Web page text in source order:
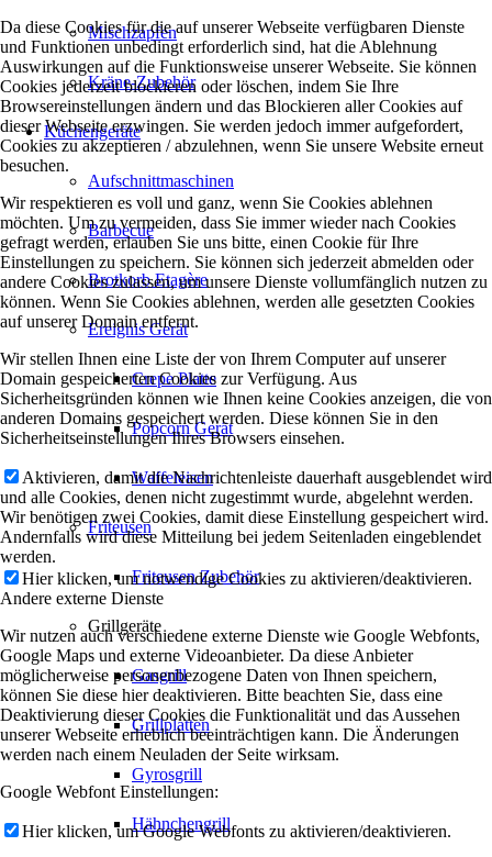
Mischzapfen
Kräne-Zubehör
Küchengeräte
Aufschnittmaschinen
Barbecue
Brotkorb Etagère
Ereignis Gerät
Crepe Platte
Popcorn Gerät
Waffeleisen
Friteusen
Friteusen Zubehör
Grillgeräte
Gasgrill
Grillplatten
Gyrosgrill
Hähnchengrill
Da diese Cookies für die auf unserer Webseite verfügbaren Dienste
und Funktionen unbedingt erforderlich sind, hat die Ablehnung
Auswirkungen auf die Funktionsweise unserer Webseite. Sie können
Cookies jederzeit blockieren oder löschen, indem Sie Ihre
Browsereinstellungen ändern und das Blockieren aller Cookies auf
dieser Webseite erzwingen. Sie werden jedoch immer aufgefordert,
Cookies zu akzeptieren / abzulehnen, wenn Sie unsere Website erneut
besuchen.
Wir respektieren es voll und ganz, wenn Sie Cookies ablehnen
möchten. Um zu vermeiden, dass Sie immer wieder nach Cookies
gefragt werden, erlauben Sie uns bitte, einen Cookie für Ihre
Einstellungen zu speichern. Sie können sich jederzeit abmelden oder
andere Cookies zulassen, um unsere Dienste vollumfänglich nutzen zu
können. Wenn Sie Cookies ablehnen, werden alle gesetzten Cookies
auf unserer Domain entfernt.
Wir stellen Ihnen eine Liste der von Ihrem Computer auf unserer
Domain gespeicherten Cookies zur Verfügung. Aus
Sicherheitsgründen können wie Ihnen keine Cookies anzeigen, die von
anderen Domains gespeichert werden. Diese können Sie in den
Sicherheitseinstellungen Ihres Browsers einsehen.
Aktivieren, damit die Nachrichtenleiste dauerhaft ausgeblendet wird
und alle Cookies, denen nicht zugestimmt wurde, abgelehnt werden.
Wir benötigen zwei Cookies, damit diese Einstellung gespeichert wird.
Andernfalls wird diese Mitteilung bei jedem Seitenladen eingeblendet
werden.
Hier klicken, um notwendige Cookies zu aktivieren/deaktivieren.
Andere externe Dienste
Wir nutzen auch verschiedene externe Dienste wie Google Webfonts,
Google Maps und externe Videoanbieter. Da diese Anbieter
möglicherweise personenbezogene Daten von Ihnen speichern,
können Sie diese hier deaktivieren. Bitte beachten Sie, dass eine
Deaktivierung dieser Cookies die Funktionalität und das Aussehen
unserer Webseite erheblich beeinträchtigen kann. Die Änderungen
werden nach einem Neuladen der Seite wirksam.
Google Webfont Einstellungen:
Hier klicken, um Google Webfonts zu aktivieren/deaktivieren.